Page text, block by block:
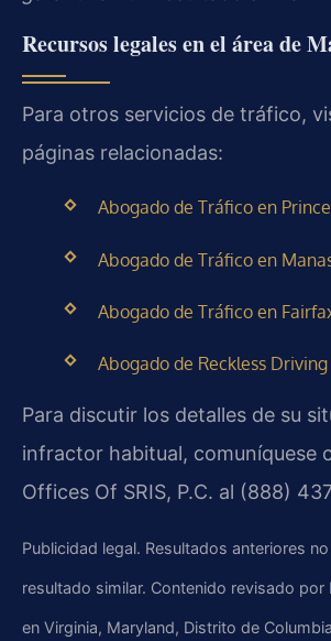
Recursos legales en el área de
Para otros servicios de tráfico,
páginas relacionadas:
Abogado de Tráfico en
Abogado de Tráfico en
Abogado de Tráfico en
Abogado de Reckless
Para discutir los detalles de su
infractor habitual, comuníquese
Offices Of SRIS, P.C. al (888)
Publicidad legal. Resultados anteriores
resultado similar. Contenido revisado por
en Virginia, Maryland, Distrito de